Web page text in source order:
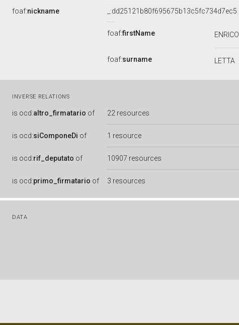
foaf:nickname _:dd25121b80f695675b13c5fc734d7ec5
foaf:firstName ENRICO
foaf:surname LETTA
INVERSE RELATIONS
is ocd:altro_firmatario of 22 resources
is ocd:siComponeDi of 1 resource
is ocd:rif_deputato of 10907 resources
is ocd:primo_firmatario of 3 resources
DATA